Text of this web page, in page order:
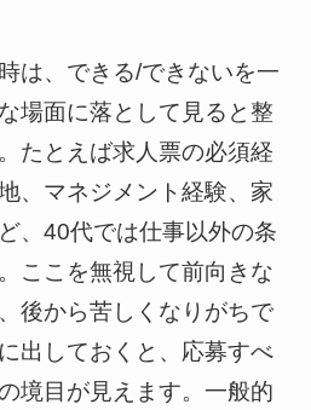
は、できる/できないを一
場面に落として見ると整
たとえば求人票の必須経
、マネジメント経験、家
、40代では仕事以外の条
ここを無視して前向きな
後から苦しくなりがちで
出しておくと、応募すべ
境目が見えます。一般的